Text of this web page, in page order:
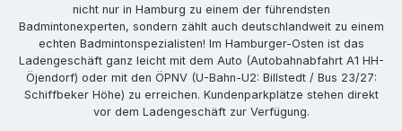
nicht nur in Hamburg zu einem der führendsten
Badmintonexperten, sondern zählt auch deutschlandweit zu einem
echten Badmintonspezialisten! Im Hamburger-Osten ist das
Ladengeschäft ganz leicht mit dem Auto (Autobahnabfahrt A1 HH-
Öjendorf) oder mit den ÖPNV (U-Bahn-U2: Billstedt / Bus 23/27:
Schiffbeker Höhe) zu erreichen. Kundenparkplätze stehen direkt
vor dem Ladengeschäft zur Verfügung.